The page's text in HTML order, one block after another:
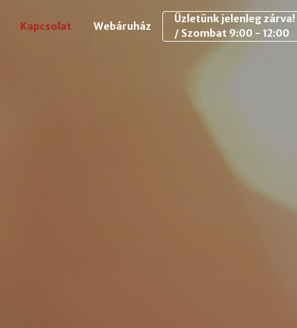
Kapcsolat Webáruház
/ Szombat 9:00 - 12:00